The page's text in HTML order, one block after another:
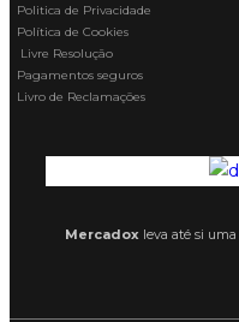
Politica de Privacidade
Política de Cookies
Livre Resolução
Pagamentos seguros
Livro de Reclamações
Mercadox leva até si